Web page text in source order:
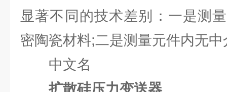
显著不同的技术差别：一是测
密陶瓷材料;二是测量元件内无
中文名
扩散硅压力变送器